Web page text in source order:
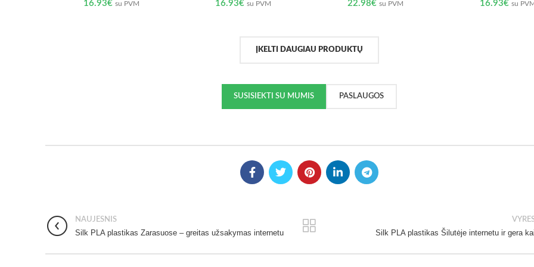
16.93€ su PVM
16.93€ su PVM
22.98€ su PVM
16.93€ su
ĮKELTI DAUGIAU PRODUKTŲ
SUSISIEKTI SU MUMIS PASLAUGOS
NAUJESNIS
Silk PLA plastikas Zarasuose – greitas užsakymas internetu Silk PLA plastikas Šilutėje internetu ir gera